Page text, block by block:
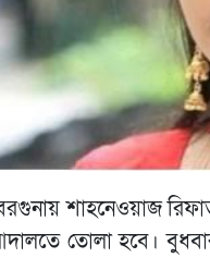
শাহনেওয়াজ রিফাত
তোলা হবে।